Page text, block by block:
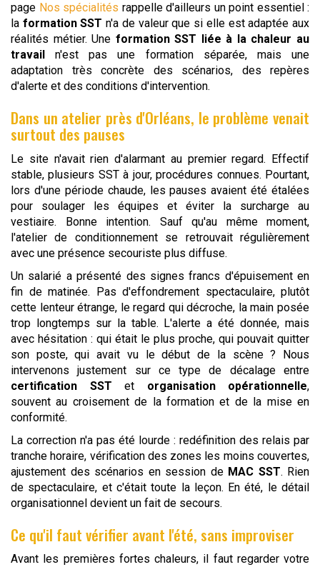
page Nos spécialités rappelle d'ailleurs un point essentiel :
la formation SST n'a de valeur que si elle est adaptée aux
réalités métier. Une formation SST liée à la chaleur au
travail n'est pas une formation séparée, mais une
adaptation très concrète des scénarios, des repères
d'alerte et des conditions d'intervention.
Dans un atelier près d'Orléans, le problème venait
surtout des pauses
Le site n'avait rien d'alarmant au premier regard. Effectif
stable, plusieurs SST à jour, procédures connues. Pourtant,
lors d'une période chaude, les pauses avaient été étalées
pour soulager les équipes et éviter la surcharge au
vestiaire. Bonne intention. Sauf qu'au même moment,
l'atelier de conditionnement se retrouvait régulièrement
avec une présence secouriste plus diffuse.
Un salarié a présenté des signes francs d'épuisement en
fin de matinée. Pas d'effondrement spectaculaire, plutôt
cette lenteur étrange, le regard qui décroche, la main posée
trop longtemps sur la table. L'alerte a été donnée, mais
avec hésitation : qui était le plus proche, qui pouvait quitter
son poste, qui avait vu le début de la scène ? Nous
intervenons justement sur ce type de décalage entre
certification SST et organisation opérationnelle,
souvent au croisement de la formation et de la mise en
conformité.
La correction n'a pas été lourde : redéfinition des relais par
tranche horaire, vérification des zones les moins couvertes,
ajustement des scénarios en session de MAC SST. Rien
de spectaculaire, et c'était toute la leçon. En été, le détail
organisationnel devient un fait de secours.
Ce qu'il faut vérifier avant l'été, sans improviser
Avant les premières fortes chaleurs, il faut regarder votre